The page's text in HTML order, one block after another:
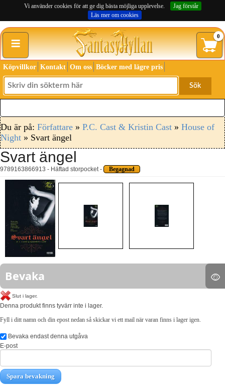
Vi använder cookies för att ge dig bästa möjliga upplevelse.
Jag förstår
Läs mer om cookies
≡ 0
Köpvillkor Kontakt Om oss Böcker med lägre pris
Sök
Du är på: Författare » P.C. Cast & Kristin Cast » House of
Night » Svart ängel
Svart ängel
9789163866913 - Häftad storpocket - Begagnad
Bevaka
Slut i lager.
Denna produkt finns tyvärr inte i lager.
Fyll i ditt namn och din epost nedan så skickar vi ett mail när varan finns i lager igen.
Bevaka endast denna utgåva
E-post
Spara bevakning